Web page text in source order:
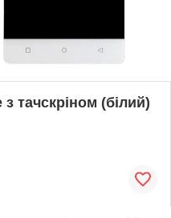
тачскріном (білий)